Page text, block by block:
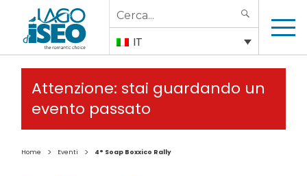
Search
for:
IT
Attenzione: stai guardando un
evento passato
Home > Eventi > 4° Soap Boxxico Rally